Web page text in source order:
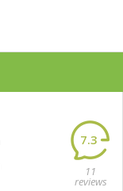
7.3
11
reviews